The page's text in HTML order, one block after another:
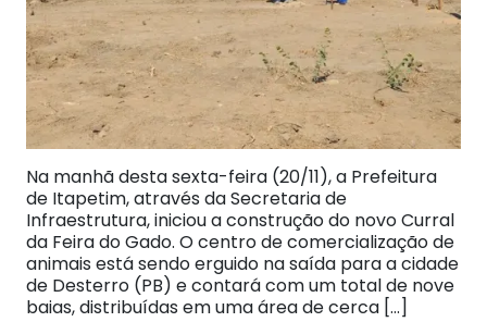
Na manhã desta sexta-feira (20/11), a Prefeitura
de Itapetim, através da Secretaria de
Infraestrutura, iniciou a construção do novo Curral
da Feira do Gado. O centro de comercialização de
animais está sendo erguido na saída para a cidade
de Desterro (PB) e contará com um total de nove
baias, distribuídas em uma área de cerca […]